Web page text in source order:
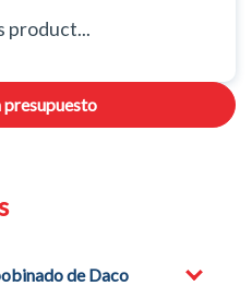
product...
presupuesto
de Daco